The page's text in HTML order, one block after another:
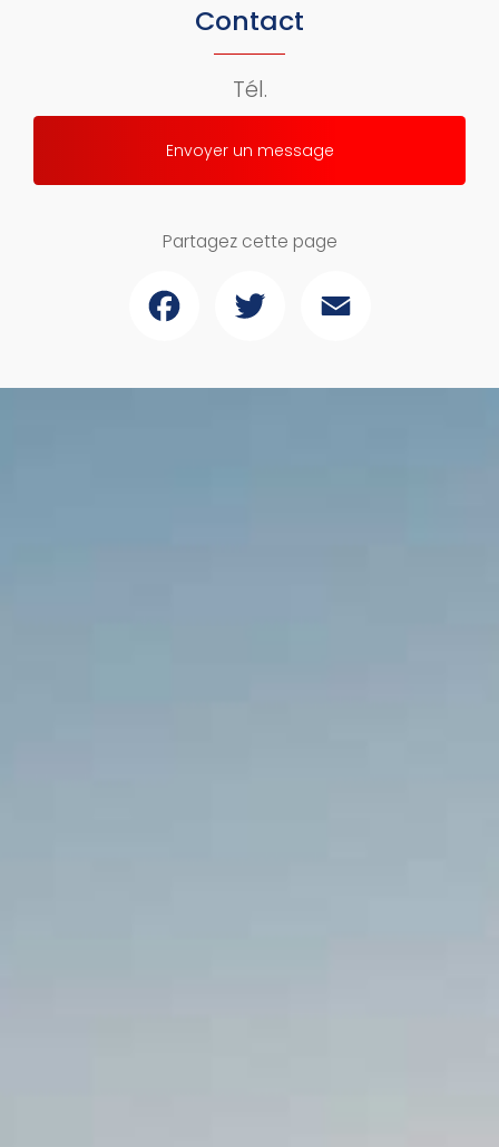
Contact
Tél.
Envoyer un message
Partagez cette page